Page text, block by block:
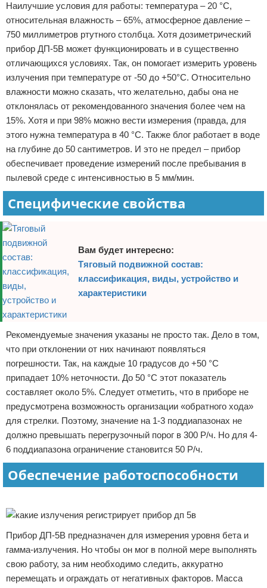
Наилучшие условия для работы: температура – 20 °С,
относительная влажность – 65%, атмосферное давление –
750 миллиметров ртутного столбца. Хотя дозиметрический
прибор ДП-5В может функционировать и в существенно
отличающихся условиях. Так, он помогает измерить уровень
излучения при температуре от -50 до +50°С. Относительно
влажности можно сказать, что желательно, дабы она не
отклонялась от рекомендованного значения более чем на
15%. Хотя и при 98% можно вести измерения (правда, для
этого нужна температура в 40 °С. Также блог работает в воде
на глубине до 50 сантиметров. И это не предел – прибор
обеспечивает проведение измерений после пребывания в
пылевой среде с интенсивностью в 5 мм/мин.
Специфические свойства
Вам будет интересно:
Тяговый подвижной состав:
классификация, виды, устройство и
характеристики
Рекомендуемые значения указаны не просто так. Дело в том,
что при отклонении от них начинают появляться
погрешности. Так, на каждые 10 градусов до +50 °С
припадает 10% неточности. До 50 °С этот показатель
составляет около 5%. Следует отметить, что в приборе не
предусмотрена возможность организации «обратного хода»
для стрелки. Поэтому, значение на 1-3 поддиапазонах не
должно превышать перегрузочный порог в 300 Р/ч. Но для 4-
6 поддиапазона ограничение становится 50 Р/ч.
Обеспечение работоспособности
Прибор ДП-5В предназначен для измерения уровня бета и
гамма-излучения. Но чтобы он мог в полной мере выполнять
свою работу, за ним необходимо следить, аккуратно
перемещать и ограждать от негативных факторов. Масса